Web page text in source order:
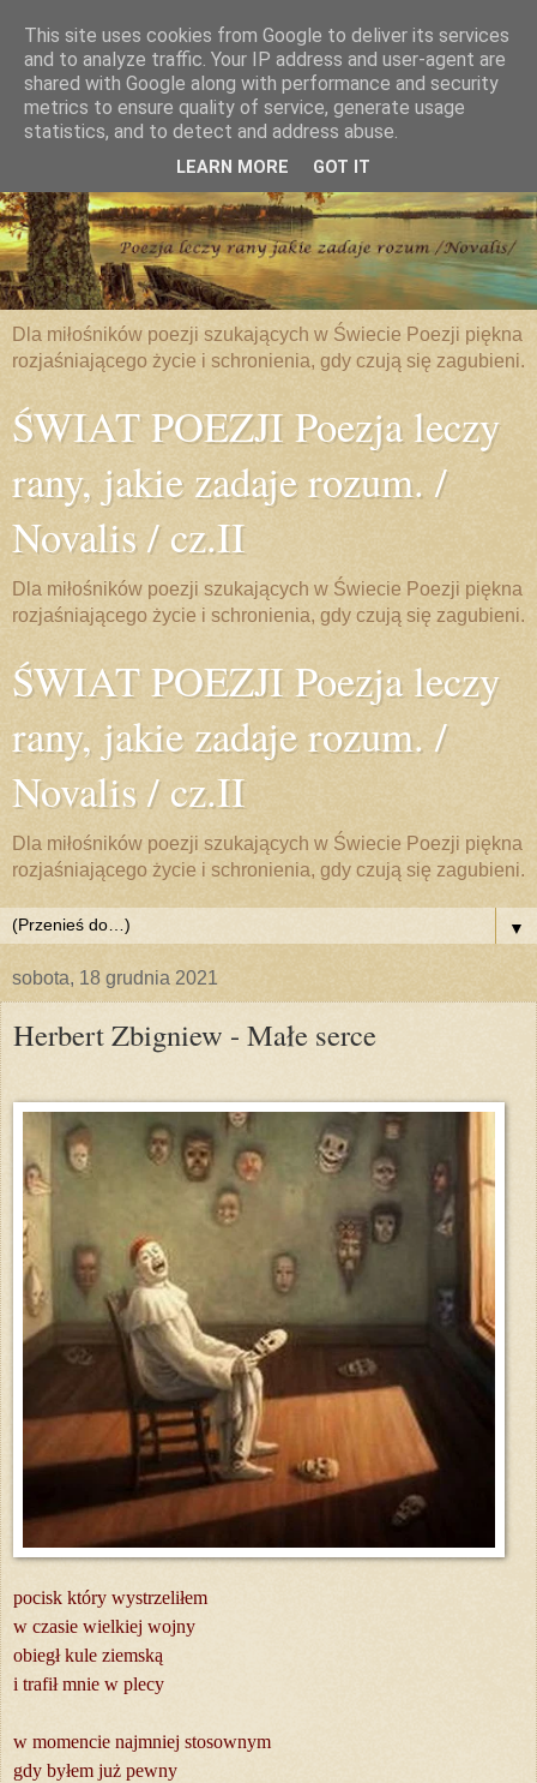
Dla miłośników poezji szukających w Świecie Poezji piękna
rozjaśniającego życie i schronienia, gdy czują się zagubieni.
ŚWIAT POEZJI Poezja leczy
rany, jakie zadaje rozum. /
Novalis / cz.II
Dla miłośników poezji szukających w Świecie Poezji piękna
rozjaśniającego życie i schronienia, gdy czują się zagubieni.
ŚWIAT POEZJI Poezja leczy
rany, jakie zadaje rozum. /
Novalis / cz.II
Dla miłośników poezji szukających w Świecie Poezji piękna
rozjaśniającego życie i schronienia, gdy czują się zagubieni.
▼
sobota, 18 grudnia 2021
Herbert Zbigniew - Małe serce
pocisk który wystrzeliłem
w czasie wielkiej wojny
obiegł kule ziemską
i trafił mnie w plecy
w momencie najmniej stosownym
gdy byłem już pewny
This site uses cookies from Google to deliver its services
and to analyze traffic. Your IP address and user-agent are
shared with Google along with performance and security
metrics to ensure quality of service, generate usage
statistics, and to detect and address abuse.
LEARN MORE GOT IT